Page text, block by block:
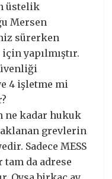
üstelik
Mersen
sürerken
yapılmıştır.
4 işletme mi
ne kadar hukuk
grevlerin
Sadece MESS
da adrese